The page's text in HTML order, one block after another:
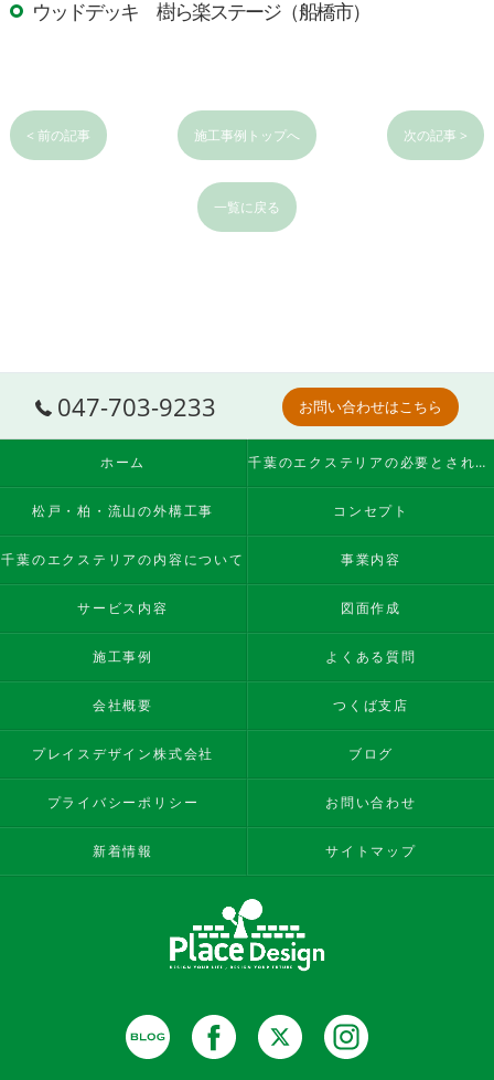
ウッドデッキ 樹ら楽ステージ（船橋市）
< 前の記事 施工事例トップへ 次の記事 >
一覧に戻る
047-703-9233 お問い合わせはこちら
ホーム 千葉のエクステリアの必要とされる理由
松戸・柏・流山の外構工事 コンセプト
千葉のエクステリアの内容について 事業内容
サービス内容 図面作成
施工事例 よくある質問
会社概要 つくば支店
プレイスデザイン株式会社 ブログ
プライバシーポリシー お問い合わせ
新着情報 サイトマップ